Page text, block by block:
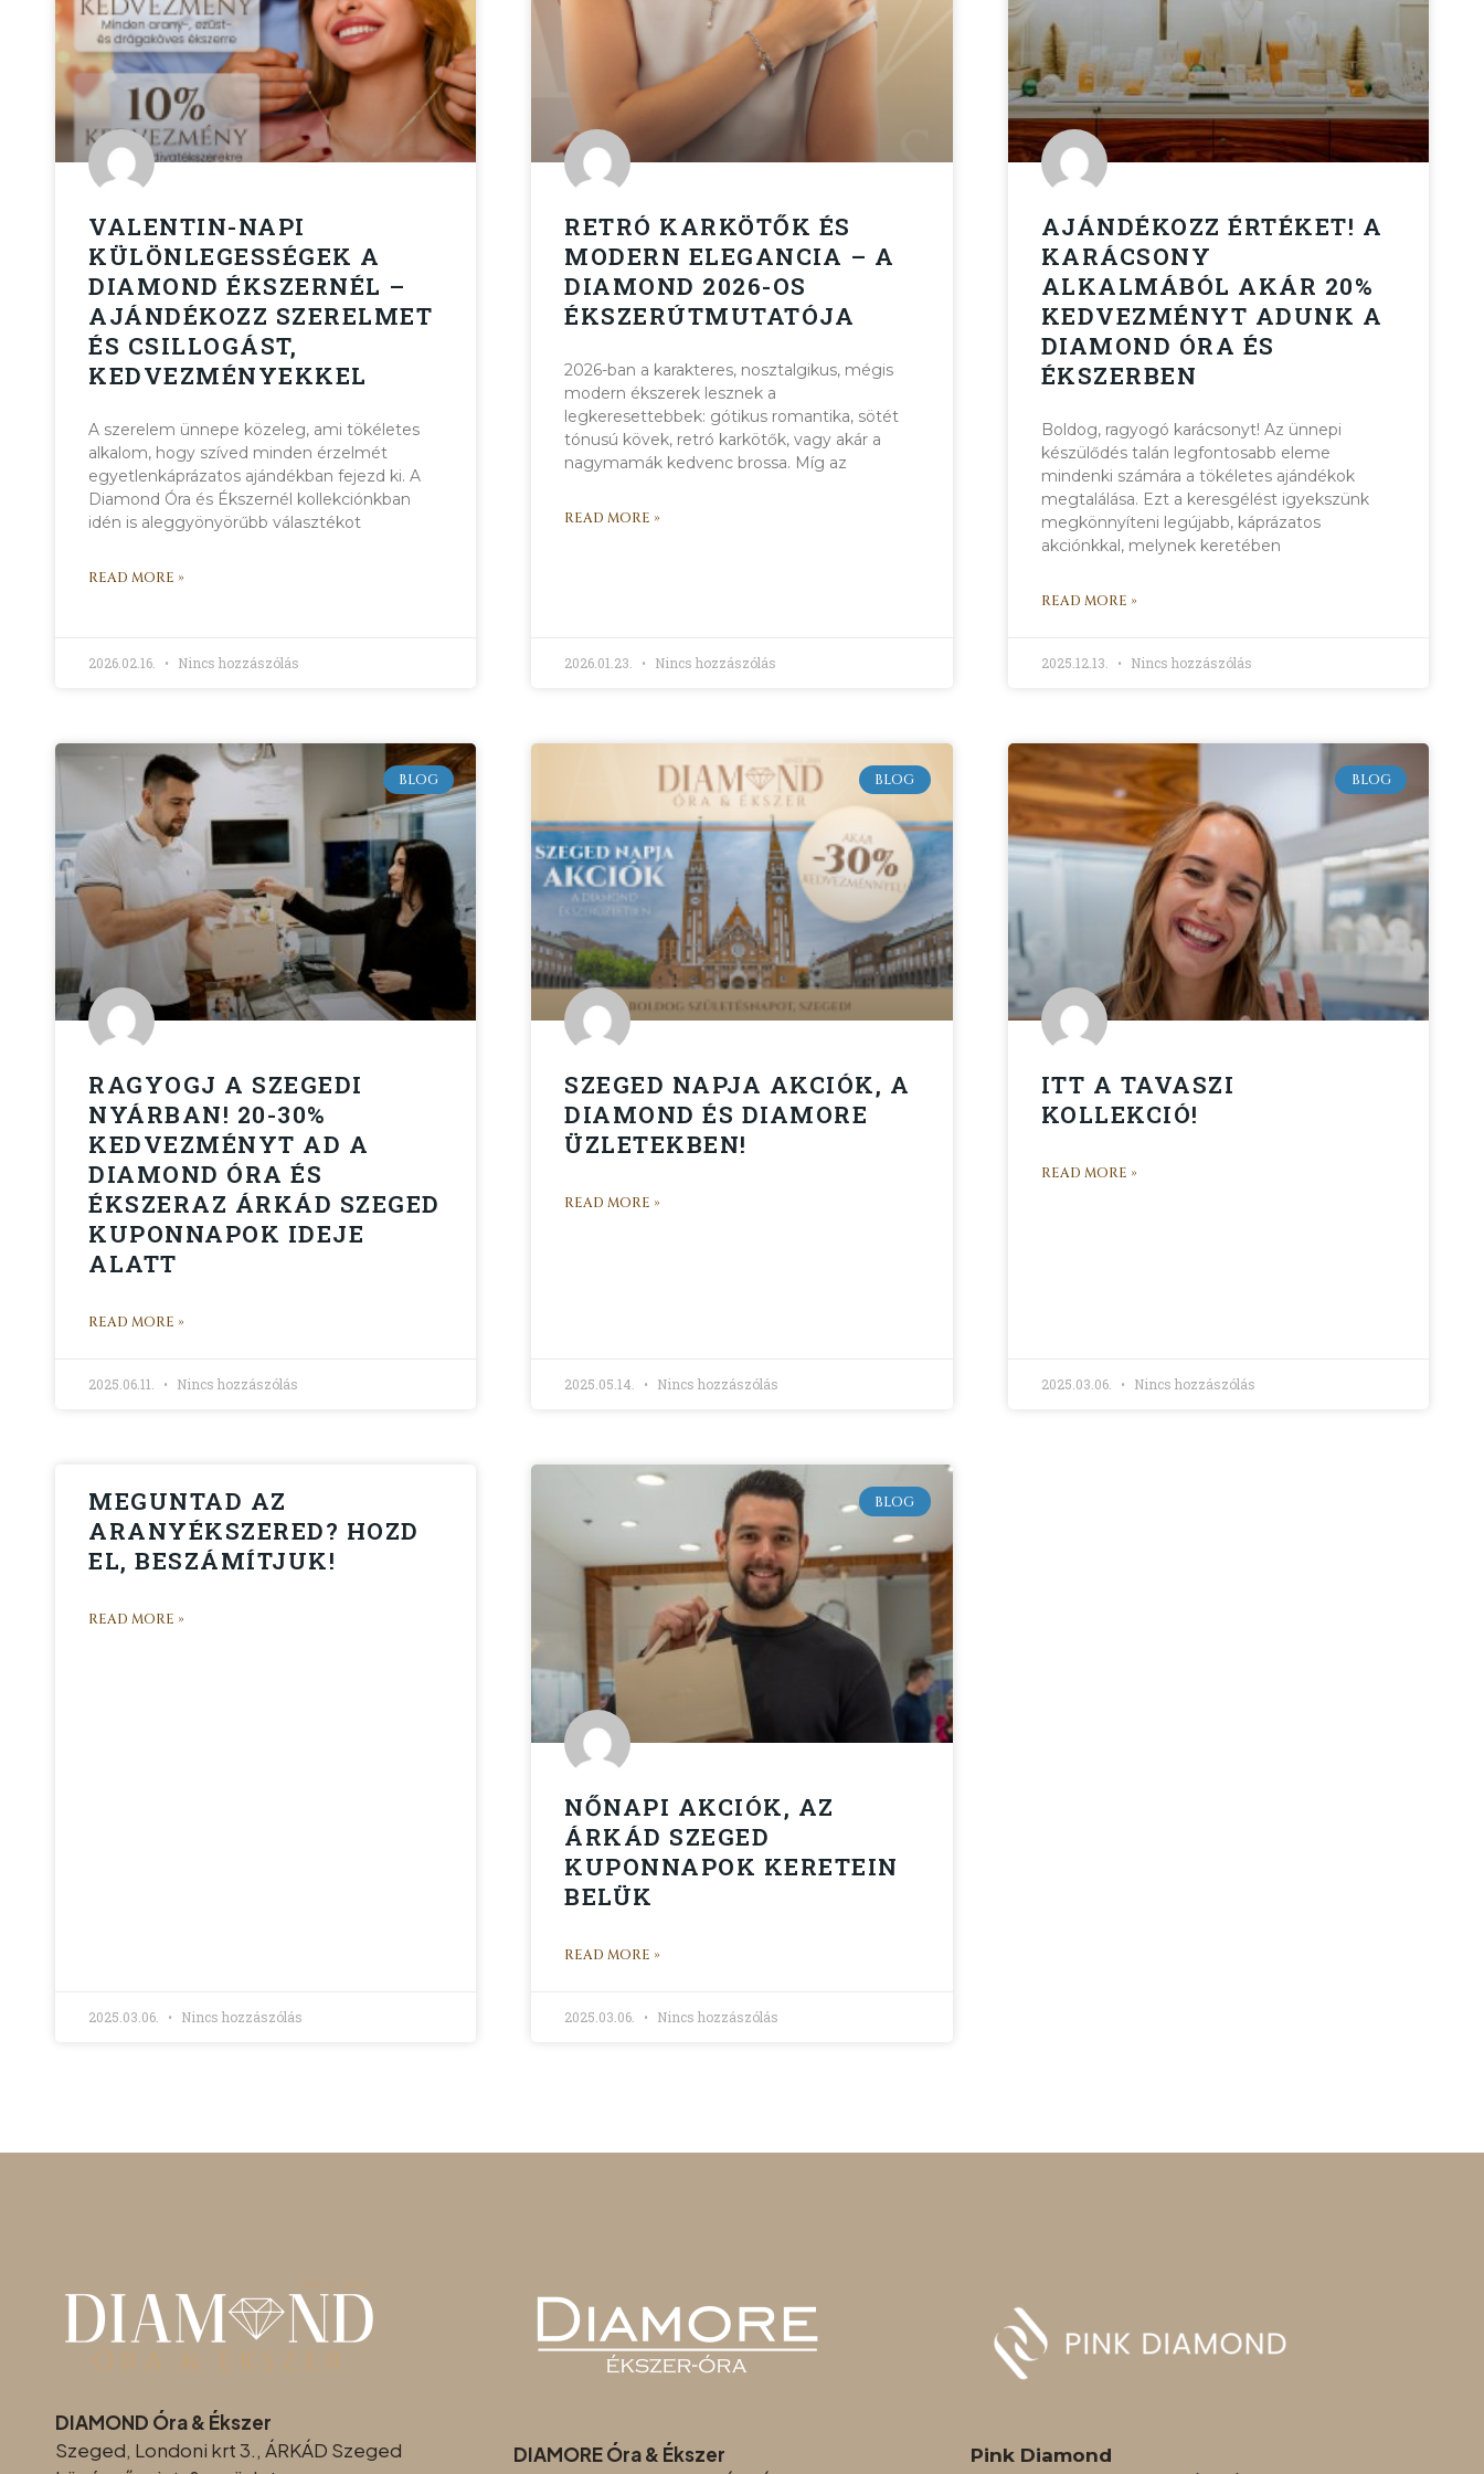
VALENTIN-NAPI
KÜLÖNLEGESSÉGEK A
DIAMOND ÉKSZERNÉL –
AJÁNDÉKOZZ SZERELMET
ÉS CSILLOGÁST,
KEDVEZMÉNYEKKEL
A szerelem ünnepe közeleg, ami tökéletes
alkalom, hogy szíved minden érzelmét
egyetlenkáprázatos ajándékban fejezd ki. A
Diamond Óra és Ékszernél kollekciónkban
idén is aleggyönyörűbb választékot
READ MORE »
2026.02.16. Nincs hozzászólás
RETRÓ KARKÖTŐK ÉS
MODERN ELEGANCIA – A
DIAMOND 2026-OS
ÉKSZERÚTMUTATÓJA
2026-ban a karakteres, nosztalgikus, mégis
modern ékszerek lesznek a
legkeresettebbek: gótikus romantika, sötét
tónusú kövek, retró karkötők, vagy akár a
nagymamák kedvenc brossa. Míg az
READ MORE »
2026.01.23. Nincs hozzászólás
AJÁNDÉKOZZ ÉRTÉKET! A
KARÁCSONY
ALKALMÁBÓL AKÁR 20%
KEDVEZMÉNYT ADUNK A
DIAMOND ÓRA ÉS
ÉKSZERBEN
Boldog, ragyogó karácsonyt! Az ünnepi
készülődés talán legfontosabb eleme
mindenki számára a tökéletes ajándékok
megtalálása. Ezt a keresgélést igyekszünk
megkönnyíteni legújabb, káprázatos
akciónkkal, melynek keretében
READ MORE »
2025.12.13. Nincs hozzászólás
BLOG
RAGYOGJ A SZEGEDI
NYÁRBAN! 20-30%
KEDVEZMÉNYT AD A
DIAMOND ÓRA ÉS
ÉKSZERAZ ÁRKÁD SZEGED
KUPONNAPOK IDEJE
ALATT
READ MORE »
2025.06.11. Nincs hozzászólás
BLOG
SZEGED NAPJA AKCIÓK, A
DIAMOND ÉS DIAMORE
ÜZLETEKBEN!
READ MORE »
2025.05.14. Nincs hozzászólás
BLOG
ITT A TAVASZI
KOLLEKCIÓ!
READ MORE »
2025.03.06. Nincs hozzászólás
MEGUNTAD AZ
ARANYÉKSZERED? HOZD
EL, BESZÁMÍTJUK!
READ MORE »
2025.03.06. Nincs hozzászólás
BLOG
NŐNAPI AKCIÓK, AZ
ÁRKÁD SZEGED
KUPONNAPOK KERETEIN
BELÜK
READ MORE »
2025.03.06. Nincs hozzászólás
DIAMOND Óra & Ékszer
Szeged, Londoni krt 3., ÁRKÁD Szeged
DIAMORE Óra & Ékszer
Pink Diamond